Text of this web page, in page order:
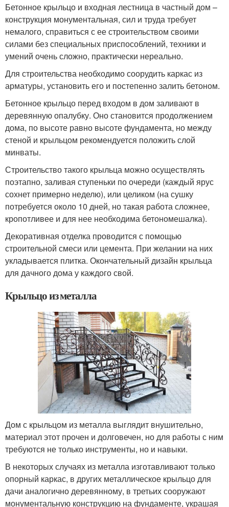
Бетонное крыльцо и входная лестница в частный дом –
конструкция монументальная, сил и труда требует
немалого, справиться с ее строительством своими
силами без специальных приспособлений, техники и
умений очень сложно, практически нереально.
Для строительства необходимо соорудить каркас из
арматуры, установить его и постепенно залить бетоном.
Бетонное крыльцо перед входом в дом заливают в
деревянную опалубку. Оно становится продолжением
дома, по высоте равно высоте фундамента, но между
стеной и крыльцом рекомендуется положить слой
минваты.
Строительство такого крыльца можно осуществлять
поэтапно, заливая ступеньки по очереди (каждый ярус
сохнет примерно неделю), или целиком (на сушку
потребуется около 10 дней, но такая работа сложнее,
кропотливее и для нее необходима бетономешалка).
Декоративная отделка проводится с помощью
строительной смеси или цемента. При желании на них
укладывается плитка. Окончательный дизайн крыльца
для дачного дома у каждого свой.
Крыльцо из металла
Дом с крыльцом из металла выглядит внушительно,
материал этот прочен и долговечен, но для работы с ним
требуются не только инструменты, но и навыки.
В некоторых случаях из металла изготавливают только
опорный каркас, в других металлическое крыльцо для
дачи аналогично деревянному, в третьих сооружают
монументальную конструкцию на фундаменте, украшая